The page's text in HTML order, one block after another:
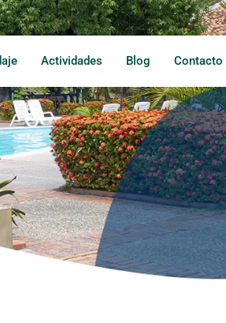
Actividades Blog Contacto